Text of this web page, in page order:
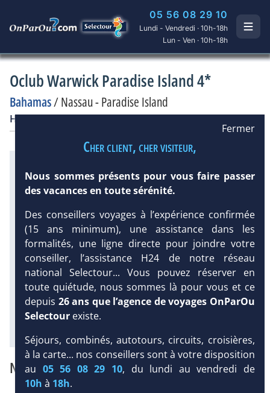
05 56 08 29 10
Lundi - Vendredi · 10h-18h
Lun - Ven · 10h-18h
Oclub Warwick Paradise Island 4*
Bahamas/Nassau - Paradise Island
HôtelClub francophone
DEMANDE
D’INFORMATIONS
31 °C
175 mm
29 °C
Infos plages :
< 100 m
100 m
Équipement :
244
Tx :38 % Tx :41 %
700 m
Infos golfs :
dont le plus proche à 3 km de
l'hôtel
NOTRE AVIS
Fermer
Cher client, cher visiteur,
Nous sommes présents pour vous faire passer
des vacances en toute sérénité.
Des conseillers voyages à l’expérience confirmée
(15 ans minimum), une assistance dans les
formalités, une ligne directe pour joindre votre
conseiller, l’assistance H24 de notre réseau
national Selectour... Vous pouvez réserver en
toute quiétude, nous sommes là pour vous et ce
depuis 26 ans que l’agence de voyages OnParOu
Selectour existe.
Séjours, combinés, autotours, circuits, croisières,
à la carte... nos conseillers sont à votre disposition
au 05 56 08 29 10, du lundi au vendredi de
10h à 18h.